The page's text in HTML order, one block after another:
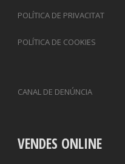
POLÍTICA DE PRIVACITAT
POLÍTICA DE COOKIES
CANAL DE DENÚNCIA
VENDES ONLINE